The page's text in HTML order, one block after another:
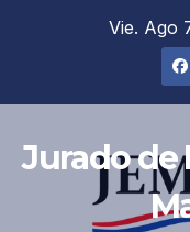
Vie. Ago
Jurado